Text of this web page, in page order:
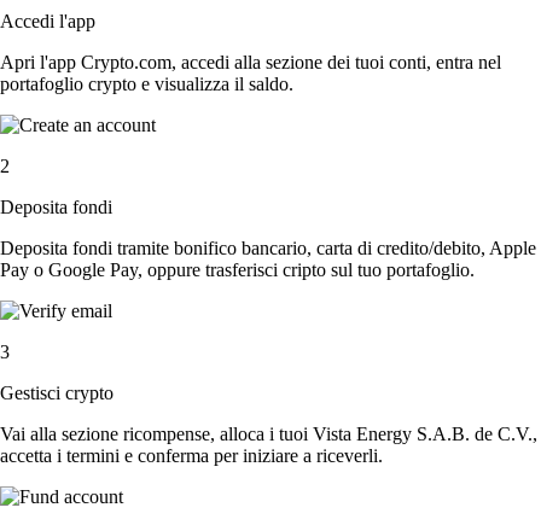
Accedi l'app
Apri l'app Crypto.com, accedi alla sezione dei tuoi conti, entra nel
portafoglio crypto e visualizza il saldo.
2
Deposita fondi
Deposita fondi tramite bonifico bancario, carta di credito/debito, Apple
Pay o Google Pay, oppure trasferisci cripto sul tuo portafoglio.
3
Gestisci crypto
Vai alla sezione ricompense, alloca i tuoi Vista Energy S.A.B. de C.V.,
accetta i termini e conferma per iniziare a riceverli.